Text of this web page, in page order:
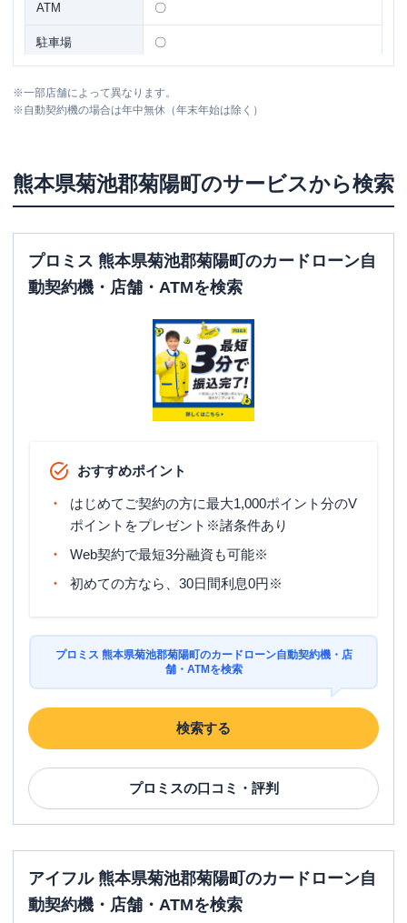
ATM 〇
駐車場 〇
住所
８番２６ ベルハウス津久礼１Ｆ
※一部店舗によって異なります。
※自動契約機の場合は年中無休（年末年始は除く）
熊本県菊池郡菊陽町のサービスから検索
プロミス 熊本県菊池郡菊陽町のカードローン自
動契約機・店舗・ATMを検索
おすすめポイント
はじめてご契約の方に最大1,000ポイント分のV
ポイントをプレゼント※諸条件あり
Web契約で最短3分融資も可能※
初めての方なら、30日間利息0円※
プロミス 熊本県菊池郡菊陽町のカードローン自動契約機・店
舗・ATMを検索
検索する
プロミスの口コミ・評判
アイフル 熊本県菊池郡菊陽町のカードローン自
動契約機・店舗・ATMを検索